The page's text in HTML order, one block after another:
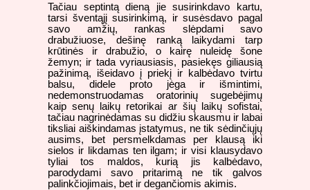
Tačiau septintą dieną jie susirinkdavo kartu,
tarsi šventąjį susirinkimą, ir susėsdavo pagal
savo amžių, rankas slėpdami savo
drabužiuose, dešinę ranką laikydami tarp
krūtinės ir drabužio, o kairę nuleidę šone
žemyn; ir tada vyriausiasis, pasiekęs giliausią
pažinimą, išeidavo į priekį ir kalbėdavo tvirtu
balsu, didele proto jėga ir išmintimi,
nedemonstruodamas oratorinių sugebėjimų
kaip senų laikų retorikai ar šių laikų sofistai,
tačiau nagrinėdamas su didžiu skausmu ir labai
tiksliai aiškindamas įstatymus, ne tik sėdinčiųjų
ausims, bet persmelkdamas per klausą iki
sielos ir likdamas ten ilgam; ir visi klausydavo
tyliai tos maldos, kurią jis kalbėdavo,
parodydami savo pritarimą ne tik galvos
palinkčiojimais, bet ir degančiomis akimis.